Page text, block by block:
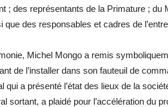
; des représentants de la Primature ; du
que des responsables et cadres de
Michel Mongo a remis
de l’installer dans son fauteuil de
qui a présenté l’état des lieux de la
sortant, a plaidé pour l’accélération du